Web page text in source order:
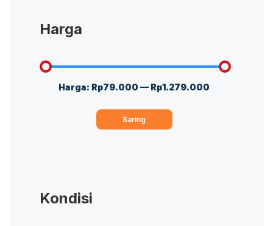
Harga
Harga
Harga
Saring
Harga: Rp79.000 — Rp1.279.000
Kondisi